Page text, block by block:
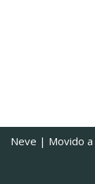
Neve | Movido a